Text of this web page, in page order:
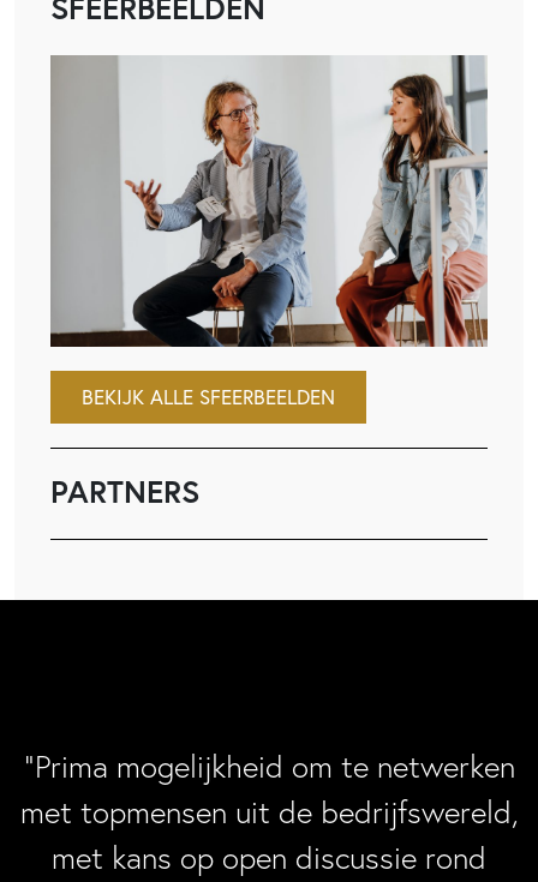
BEKIJK ALLE SFEERBEELDEN
PARTNERS
“Prima mogelijkheid om te netwerken
met topmensen uit de bedrijfswereld,
met kans op open discussie rond